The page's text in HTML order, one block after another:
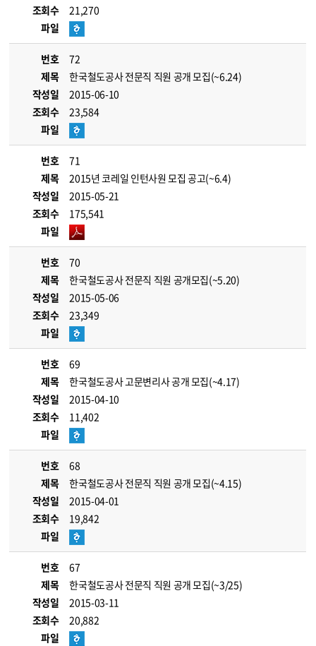
조회수
21,270
파일
번호
72
제목
한국철도공사 전문직 직원 공개 모집(~6.24)
작성일
2015-06-10
조회수
23,584
파일
번호
71
제목
2015년 코레일 인턴사원 모집 공고(~6.4)
작성일
2015-05-21
조회수
175,541
파일
번호
70
제목
한국철도공사 전문직 직원 공개모집(~5.20)
작성일
2015-05-06
조회수
23,349
파일
번호
69
제목
한국철도공사 고문변리사 공개 모집(~4.17)
작성일
2015-04-10
조회수
11,402
파일
번호
68
제목
한국철도공사 전문직 직원 공개 모집(~4.15)
작성일
2015-04-01
조회수
19,842
파일
번호
67
제목
한국철도공사 전문직 직원 공개 모집(~3/25)
작성일
2015-03-11
조회수
20,882
파일